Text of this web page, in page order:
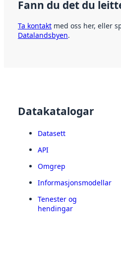
Fann du det du
Ta kontakt med oss her, eller
Datalandsbyen.
Datakatalogar
Datasett
API
Omgrep
Informasjonsmodellar
Tenester og
hendingar